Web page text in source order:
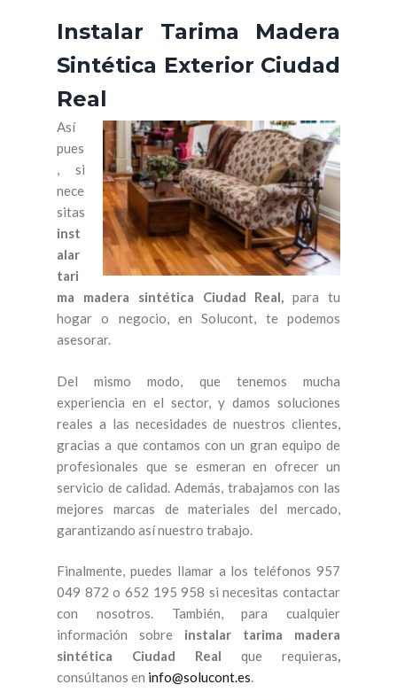
Instalar Tarima Madera
Sintética Exterior Ciudad
Real
Así
pues
, si
nece
sitas
inst
alar
tari
ma madera sintética Ciudad Real,para tu
hogar o negocio, en Solucont, te podemos
asesorar.
Del mismo modo, que tenemos mucha
experiencia en el sector, y damos soluciones
reales a las necesidades de nuestros clientes,
gracias a que contamos con un gran equipo de
profesionales que se esmeran en ofrecer un
servicio de calidad. Además, trabajamos con las
mejores marcas de materiales del mercado,
garantizando así nuestro trabajo.
Finalmente, puedes llamar a los teléfonos 957
049 872 o 652 195 958 si necesitas contactar
con nosotros. También, para cualquier
información sobre instalar tarima madera
sintética Ciudad Real que requieras,
consúltanos en info@solucont.es.